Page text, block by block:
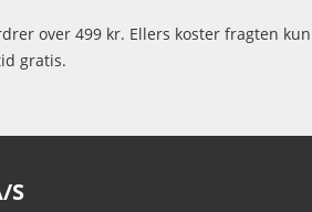
over 499 kr. Ellers koster fragten
gratis.
S